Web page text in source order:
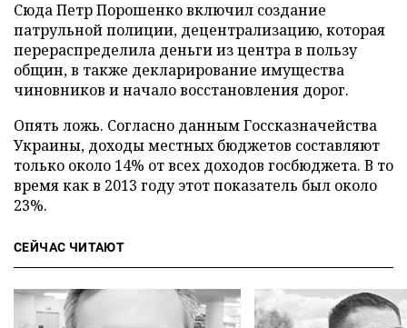
Сюда Петр Порошенко включил создание
патрульной полиции, децентрализацию, которая
перераспределила деньги из центра в пользу
общин, в также декларирование имущества
чиновников и начало восстановления дорог.
Опять ложь. Согласно данным Госсказначейства
Украины, доходы местных бюджетов составляют
только около 14% от всех доходов госбюджета. В то
время как в 2013 году этот показатель был около
23%.
СЕЙЧАС ЧИТАЮТ